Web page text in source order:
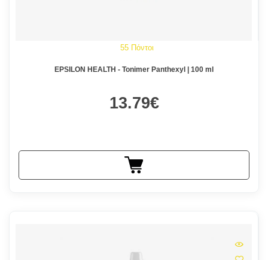
55 Πόντοι
EPSILON HEALTH - Tonimer Panthexyl | 100 ml
13.79€